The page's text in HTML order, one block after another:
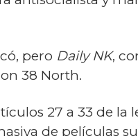
pero Daily NK,
38 North.
27 a 33 de la
de películas